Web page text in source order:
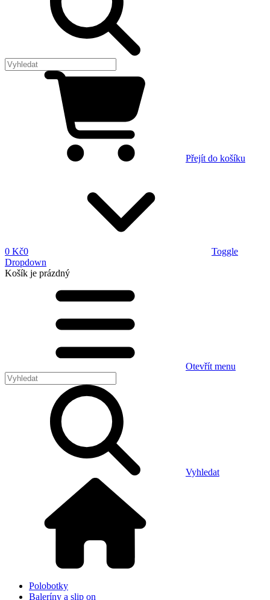
Přejít do košíku
0 Kč0
Toggle
Dropdown
Košík je prázdný
Otevřít menu
Vyhledat
Polobotky
Baleríny a slip on